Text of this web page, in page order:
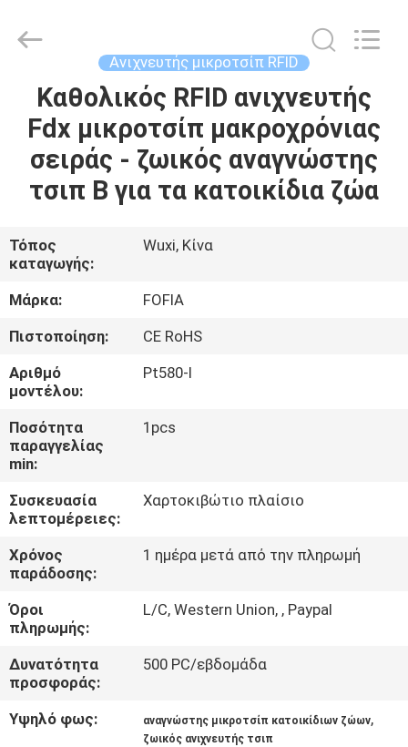
ΣΠΊΤΙ
ΠΡΟΪΌΝΤΑ
ΠΕΡΊΠΟΥ
ΕΜΕΊΣ
ΓΎΡΟΣ
ΕΡΓΟΣΤΑΣΊΩΝ
ΠΟΙΟΤΙΚΌΣ
ΕΛΆΤΕ
ΣΕ
ΕΠΑΦΉ
ΜΕ
ΕΙΔΉΣΕΙΣ
Technology
Ανιχνευτής μικροτσίπ RFID
Καθολικός RFID ανιχνευτής
Fdx μικροτσίπ μακροχρόνιας
σειράς - ζωικός αναγνώστης
τσιπ Β για τα κατοικίδια ζώα
Τόπος
καταγωγής:
Wuxi, Κίνα
Μάρκα:
FOFIA
Πιστοποίηση:
CE RoHS
Αριθμό
μοντέλου:
Pt580-Ι
Ποσότητα
παραγγελίας
min:
1pcs
Συσκευασία
λεπτομέρειες:
Χαρτοκιβώτιο πλαίσιο
Χρόνος
παράδοσης:
1 ημέρα μετά από την πληρωμή
Όροι
πληρωμής:
L/C, Western Union, , Paypal
Δυνατότητα
προσφοράς:
500 PC/εβδομάδα
Υψηλό φως: αναγνώστης μικροτσίπ κατοικίδιων ζώων,
ζωικός ανιχνευτής τσιπ